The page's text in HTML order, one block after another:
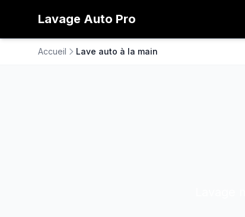
Lavage Auto Pro
Accueil Lave auto à la main